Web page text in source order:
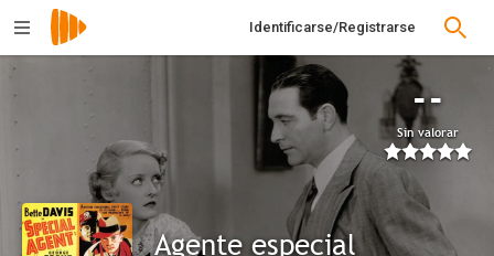
Identificarse/Registrarse
--
Sin valorar
Agente especial